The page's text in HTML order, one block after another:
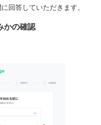
回答していただきます。
かの確認